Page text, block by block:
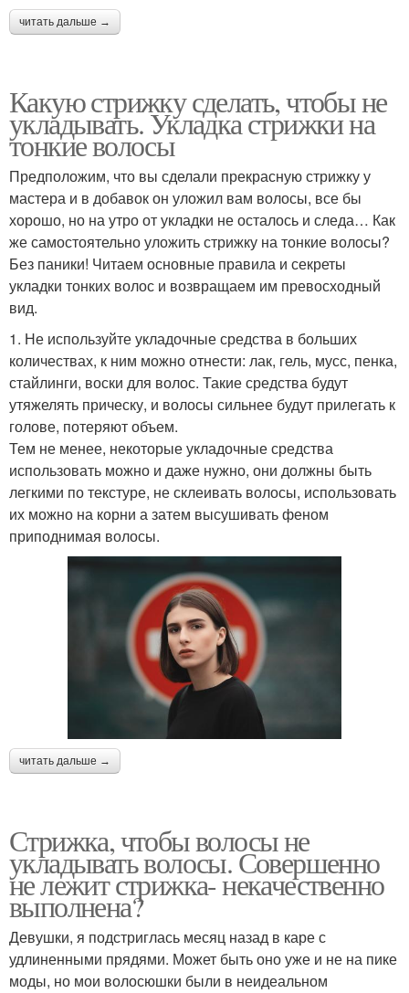
читать дальше →
Какую стрижку сделать, чтобы не
укладывать. Укладка стрижки на
тонкие волосы
Предположим, что вы сделали прекрасную стрижку у
мастера и в добавок он уложил вам волосы, все бы
хорошо, но на утро от укладки не осталось и следа… Как
же самостоятельно уложить стрижку на тонкие волосы?
Без паники! Читаем основные правила и секреты
укладки тонких волос и возвращаем им превосходный
вид.
1. Не используйте укладочные средства в больших
количествах, к ним можно отнести: лак, гель, мусс, пенка,
стайлинги, воски для волос. Такие средства будут
утяжелять прическу, и волосы сильнее будут прилегать к
голове, потеряют объем.
Тем не менее, некоторые укладочные средства
использовать можно и даже нужно, они должны быть
легкими по текстуре, не склеивать волосы, использовать
их можно на корни а затем высушивать феном
приподнимая волосы.
читать дальше →
Стрижка, чтобы волосы не
укладывать волосы. Совершенно
не лежит стрижка- некачественно
выполнена?
Девушки, я подстриглась месяц назад в каре с
удлиненными прядями. Может быть оно уже и не на пике
моды, но мои волосюшки были в неидеальном